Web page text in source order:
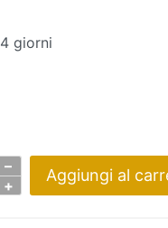
4 giorni
–
+
Aggiungi al